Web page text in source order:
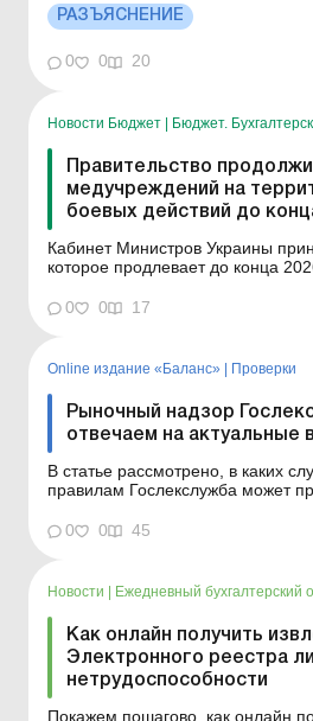
Лицензионными условиями
практики для всех медзаведений,
формы собственности –
врачи-ФЛП. Ч...
РАЗЪЯСНЕНИЕ
0 0 20
Новости Бюджет | Бюджет.
Правительство
медучреждений на
боевых действий до
Кабинет Министров Украины
которое продлевает до конца
медучреждений, работающих на
действий. Это позволит и дальше
оказывающим помощь людям в
0 0 17
Online издание «Баланс» Проверки
Рыночный надзор
отвечаем на актуальные
В статье рассмотрено, в каких
правилам Гослекслужба может
надзора. Баланс № 18 от 5 мая
Государственной служб...
0 0 45
Новости Ежедневный бухгалтерский
Как онлайн получить
Электронного реестра
нетрудоспособности
Покажем пошагово, как онлайн